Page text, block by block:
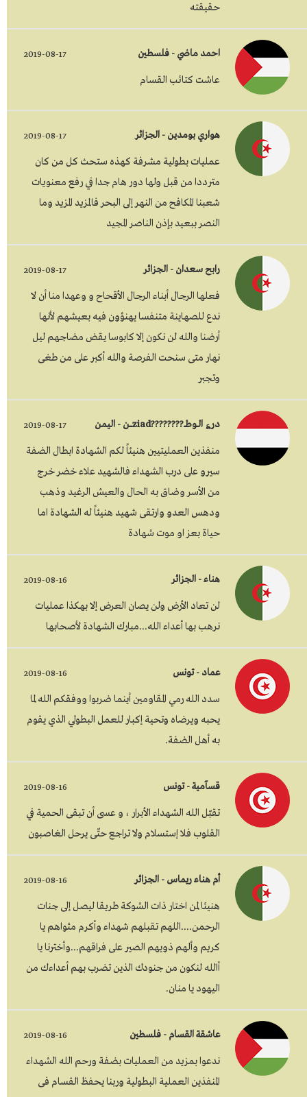
حقيقته
احمد ماضي - فلسطين 2019-08-17
عاشت كتائب القسام
هواري بومدين - الجزائر 2019-08-17
عمليات بطولية مشرفة كهذه ستحث كل من كان
مترددا من قبل ولها دور هام جدا في رفع معنويات
شعبنا المكافح من النهر إلى البحر فالمزيد المزيد وما
النصر ببعيد بإذن الناصر المجيد
رابح سعدان - الجزائر 2019-08-17
فعلها الرجال أبناء الرجال الأقحاح و وعهدا منا أن لا
ندع للصهاينة متنفسا يهنؤون فيه بعيشهم لأنها
أرضنا والله لن نكون إلا كابوسا يقض مضاجهم ليل
نهار متى سنحت الفرصة والله أكبر على من طغى
وتجبر
در؏ الــوطــ????????ziadــــن - اليمن 2019-08-17
منفذين العمليتيين هنيئاً لكم الشهادة ابطال الضفة
سيرو على درب الشهداء فالشهيد علاء خضر خرج
من الأسر وضاق به الحال والعيش الرغيد وذهب
ودهس العدو وارتقى شهيد هنيئاً له الشهادة اما
حياة بعز او موت شهادة
هناء - الجزائر 2019-08-16
لن تعاد الأرض ولن يصان العرض إلا بهكذا عمليات
نرهب بها أعداء الله...مبارك الشهادة لأصحابها
عماد - تونس 2019-08-16
سدد الله رمي المقاومين أينما ضربوا ووفقكم الله لما
يحبه ويرضاه وتحية إكبار للعمل البطولي الذي يقوم
به أهل الضفة.
قسآمية - تونس 2019-08-16
تقبّل الله الشهداء الأبرار ، و عسى أن تبقى الحمية في
القلوب فلا إستسلام ولا تراجع حتّى يرحل الغاصبون
أم هناء ريماس - الجزائر 2019-08-16
هنيئا لمن اختار ذات الشوكة طريقا ليصل إلى جنات
الرحمن....اللهم تقبلهم شهداء وأكرم مثواهم يا
كريم وألهم ذويهم الصير على فراقهم...وأخترنا يا
أالله لنكون من جنودك الذين تضرب بهم أعداءك من
اليهود يا منان.
عاشقة القسام - فلسطين 2019-08-16
ندعوا بمزيد من العمليات بضفة ورحم الله الشهداء
المنفذين العملية البطولية وربنا يحفظ القسام فى